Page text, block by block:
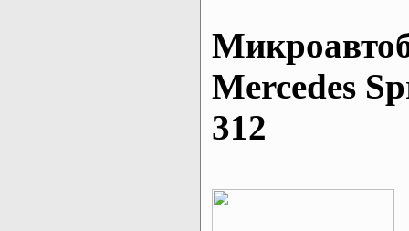
Mеrcedes
312